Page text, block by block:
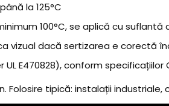
la 125°C
100°C, se aplică cu suflantă
vizual dacă sertizarea e corectă
UL E470828), conform specificațiilor
Folosire tipică: instalații